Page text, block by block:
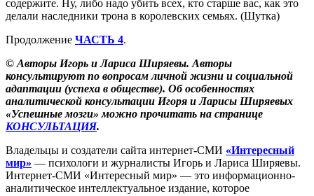
содержите. Ну, либо надо убить всех, кто старше вас, как это
делали наследники трона в королевских семьях. (Шутка)
Продолжение ЧАСТЬ 4.
© Авторы Игорь и Лариса Ширяевы. Авторы
консультируют по вопросам личной жизни и социальной
адаптации (успеха в обществе). Об особенностях
аналитической консультации Игоря и Ларисы Ширяевых
«Успешные мозги» можно прочитать на странице
КОНСУЛЬТАЦИЯ.
Владельцы и создатели сайта интернет-СМИ «Интересный
мир» — психологи и журналисты Игорь и Лариса Ширяевы.
Интернет-СМИ «Интересный мир» — это информационно-
аналитическое интеллектуальное издание, которое